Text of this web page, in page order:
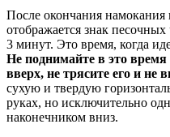
После окончания намокания
отображается знак
3 минут. Это время, когда
Не поднимайте в это
вверх, не трясите его и не
сухую и твердую
руках, но исключительно
наконечником вниз.